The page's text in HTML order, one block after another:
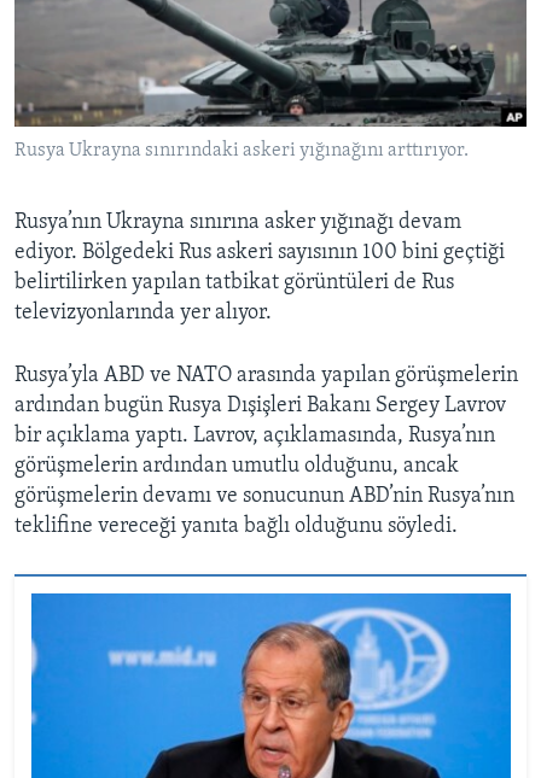
SANAT
Diller
Rusya Ukrayna sınırındaki askeri yığınağını arttırıyor.
Rusya’nın Ukrayna sınırına asker yığınağı devam
ediyor. Bölgedeki Rus askeri sayısının 100 bini geçtiği
belirtilirken yapılan tatbikat görüntüleri de Rus
televizyonlarında yer alıyor.
Rusya’yla ABD ve NATO arasında yapılan görüşmelerin
ardından bugün Rusya Dışişleri Bakanı Sergey Lavrov
bir açıklama yaptı. Lavrov, açıklamasında, Rusya’nın
görüşmelerin ardından umutlu olduğunu, ancak
görüşmelerin devamı ve sonucunun ABD’nin Rusya’nın
teklifine vereceği yanıta bağlı olduğunu söyledi.